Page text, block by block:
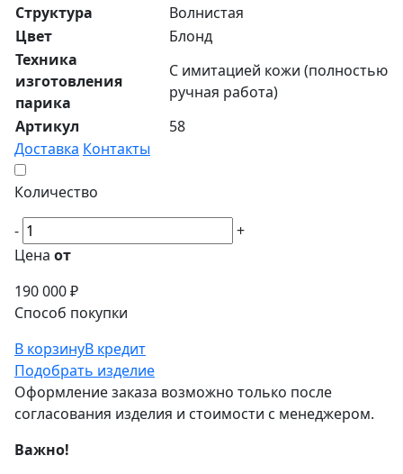
Структура
Волнистая
Цвет
Блонд
Техника
изготовления
парика
С имитацией кожи (полностью
ручная работа)
Артикул
58
Доставка Контакты
Количество
-
+
Цена от
190 000 ₽
Способ покупки
В корзинуВ кредит
Подобрать изделие
Оформление заказа возможно только после
согласования изделия и стоимости с менеджером.
Важно!